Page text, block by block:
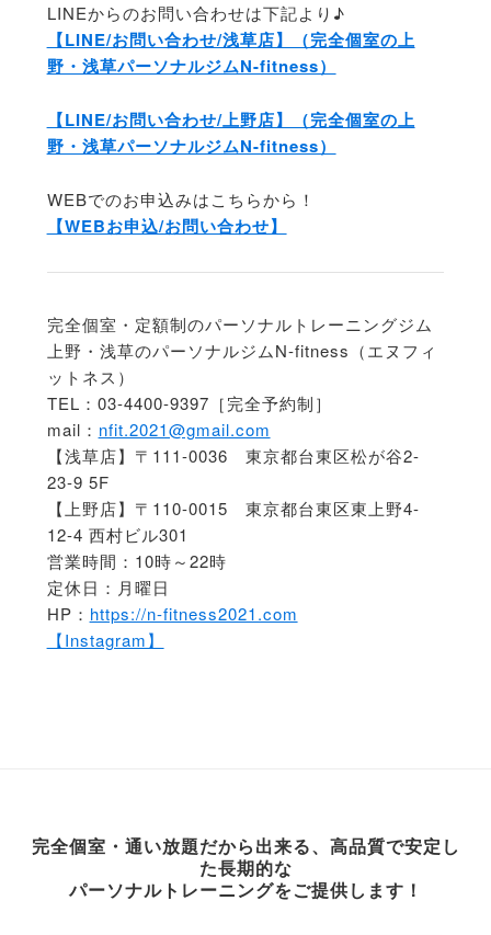
LINEからのお問い合わせは下記より♪
【LINE/お問い合わせ/浅草店】（完全個室の上
野・浅草パーソナルジムN-fitness）
【LINE/お問い合わせ/上野店】（完全個室の上
野・浅草パーソナルジムN-fitness）
WEBでのお申込みはこちらから！
【WEBお申込/お問い合わせ】
完全個室・定額制のパーソナルトレーニングジム
上野・浅草のパーソナルジムN-fitness（エヌフィ
ットネス）
TEL：03-4400-9397［完全予約制］
mail： nfit.2021@gmail.com
【浅草店】〒111-0036 東京都台東区松が谷2-
23-9 5F
【上野店】〒110-0015 東京都台東区東上野4-
12-4 西村ビル301
営業時間：10時～22時
定休日：月曜日
HP： https://n-fitness2021.com
【Instagram】
完全個室・通い放題だから出来る、高品質で安定し
た長期的な
パーソナルトレーニングをご提供します！